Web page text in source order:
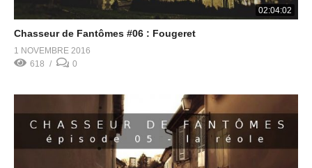
02:04:02
Chasseur de Fantômes #06 : Fougeret
1 NOVEMBRE 2016
618
0